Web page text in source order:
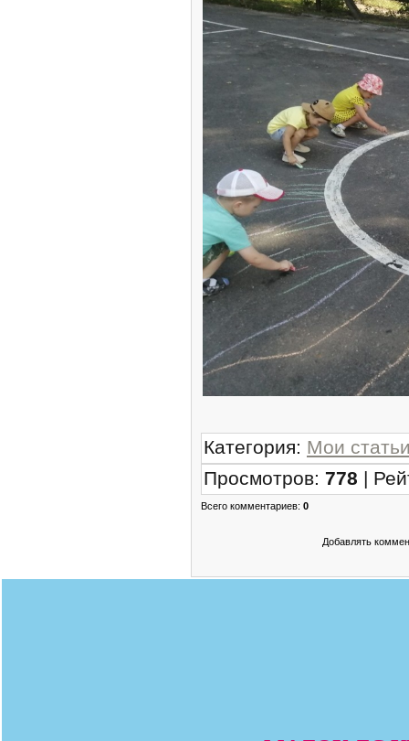
Категория: Мои
Просмотров: 778 |
Всего комментариев: 0
Добавлять